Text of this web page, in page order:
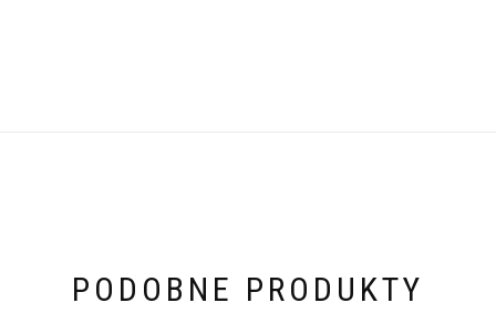
PODOBNE PRODUKTY